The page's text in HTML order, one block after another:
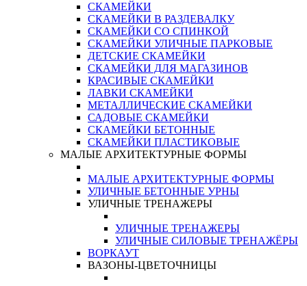
СКАМЕЙКИ
СКАМЕЙКИ В РАЗДЕВАЛКУ
СКАМЕЙКИ СО СПИНКОЙ
СКАМЕЙКИ УЛИЧНЫЕ ПАРКОВЫЕ
ДЕТСКИЕ СКАМЕЙКИ
СКАМЕЙКИ ДЛЯ МАГАЗИНОВ
КРАСИВЫЕ СКАМЕЙКИ
ЛАВКИ СКАМЕЙКИ
МЕТАЛЛИЧЕСКИЕ СКАМЕЙКИ
САДОВЫЕ СКАМЕЙКИ
СКАМЕЙКИ БЕТОННЫЕ
СКАМЕЙКИ ПЛАСТИКОВЫЕ
МАЛЫЕ АРХИТЕКТУРНЫЕ ФОРМЫ
МАЛЫЕ АРХИТЕКТУРНЫЕ ФОРМЫ
УЛИЧНЫЕ БЕТОННЫЕ УРНЫ
УЛИЧНЫЕ ТРЕНАЖЕРЫ
УЛИЧНЫЕ ТРЕНАЖЕРЫ
УЛИЧНЫЕ СИЛОВЫЕ ТРЕНАЖЁРЫ
ВОРКАУТ
ВАЗОНЫ-ЦВЕТОЧНИЦЫ